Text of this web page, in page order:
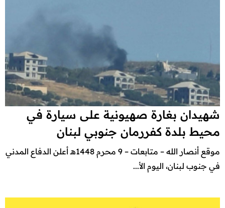
شهيدان بغارة صهيونية على سيارة في
محيط بلدة كفررمان جنوبي لبنان
موقع أنصار الله – متابعات – 9 محرم 1448هـ أعلن الدفاع المدني
في جنوب لبنان، اليوم الأ...